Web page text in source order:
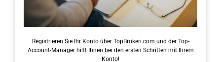
Registrieren Sie Ihr Konto über TopBrokeri.com und der Top-
Account-Manager hilft Ihnen bei den ersten Schritten mit Ihrem
Konto!